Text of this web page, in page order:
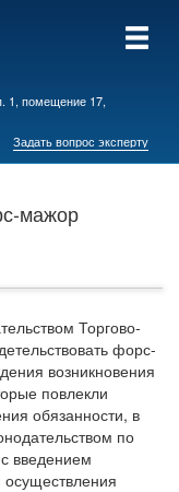
1, помещение 17,
Задать вопрос эксперту
мажор
Торгово-
форс-
возникновения
повлекли
обязанности, в
по
введением
осуществления